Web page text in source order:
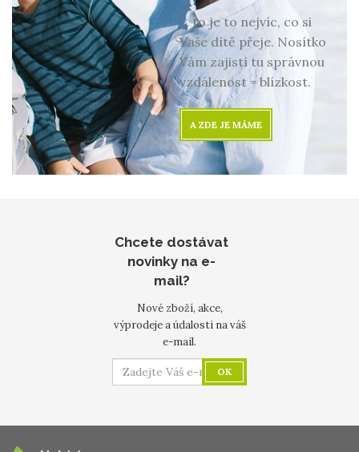
… to je to nejvíc, co si
Vaše dítě přeje. Nosítko
Vám zajistí tu správnou
vzdálenost = blízkost.
A ZDE JE MÁME
Chcete dostávat
novinky na e-
mail?
Nové zboží, akce,
výprodeje a údalosti na váš
e-mail.
OK